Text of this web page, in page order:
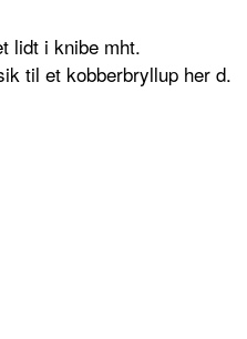
lidt i knibe mht.
til et kobberbryllup her d.